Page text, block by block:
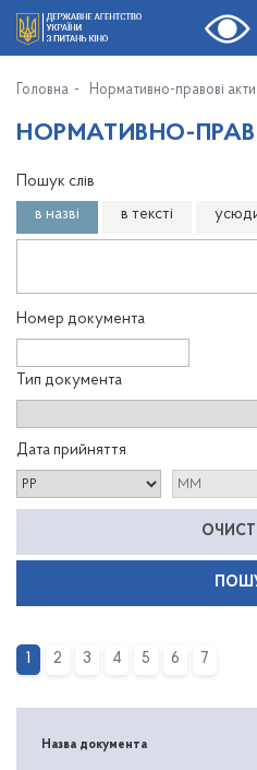
Головна Нормативно-правові акти
НОРМАТИВНО-
Пошук слів
в назві
в тексті
Номер документа
Тип документа
Дата прийняття
1 2 3 4 5 6 7
Назва документа